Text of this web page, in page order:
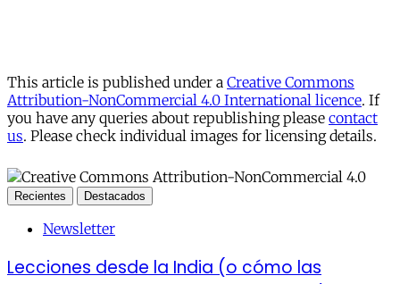
This article is published under a Creative Commons
Attribution-NonCommercial 4.0 International licence. If
you have any queries about republishing please contact
us. Please check individual images for licensing details.
Recientes Destacados
Newsletter
Lecciones desde la India (o cómo las